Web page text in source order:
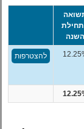
השנה
להצטרפות